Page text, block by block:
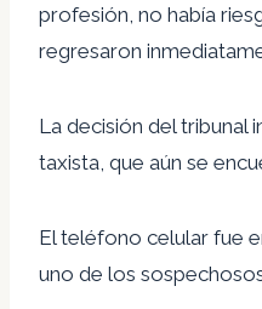
profesión, no había
regresaron
La decisión del tribunal
taxista, que aún se
El teléfono celular fue
uno de los